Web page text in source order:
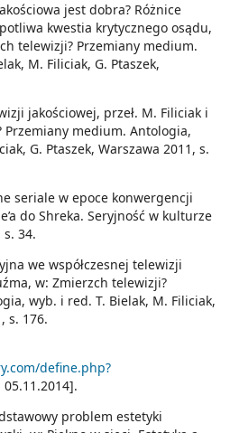
jest dobra? Różnice
kwestia krytycznego osądu,
telewizji? Przemiany medium.
M. Filiciak, G. Ptaszek,
jakościowej, przeł. M. Filiciak i
medium. Antologia,
G. Ptaszek, Warszawa 2011, s.
seriale w epoce konwergencji
do Shreka. Seryjność w kulturze
34.
we współczesnej telewizji
w: Zmierzch telewizji?
wyb. i red. T. Bielak, M. Filiciak,
s. 176.
define.php?
problem estetyki